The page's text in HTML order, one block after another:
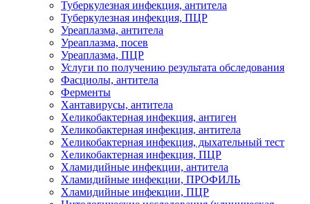
Туберкулезная инфекция, антитела
Туберкулезная инфекция, ПЦР
Уреаплазма, антитела
Уреаплазма, посев
Уреаплазма, ПЦР
Услуги по получению результата обследования
Фасциолы, антитела
Ферменты
Хантавирусы, антитела
Хеликобактерная инфекция, антиген
Хеликобактерная инфекция, антитела
Хеликобактерная инфекция, дыхательный тест
Хеликобактерная инфекция, ПЦР
Хламидийные инфекции, антитела
Хламидийные инфекции, ПРОФИЛЬ
Хламидийные инфекции, ПЦР